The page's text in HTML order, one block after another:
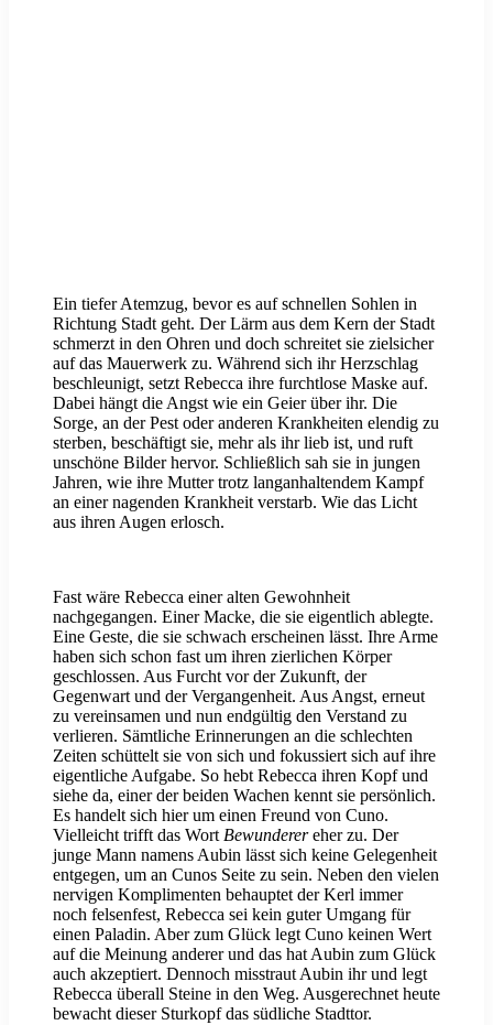
Ein tiefer Atemzug, bevor es auf schnellen Sohlen in
Richtung Stadt geht. Der Lärm aus dem Kern der Stadt
schmerzt in den Ohren und doch schreitet sie zielsicher
auf das Mauerwerk zu. Während sich ihr Herzschlag
beschleunigt, setzt Rebecca ihre furchtlose Maske auf.
Dabei hängt die Angst wie ein Geier über ihr. Die
Sorge, an der Pest oder anderen Krankheiten elendig zu
sterben, beschäftigt sie, mehr als ihr lieb ist, und ruft
unschöne Bilder hervor. Schließlich sah sie in jungen
Jahren, wie ihre Mutter trotz langanhaltendem Kampf
an einer nagenden Krankheit verstarb. Wie das Licht
aus ihren Augen erlosch.
Fast wäre Rebecca einer alten Gewohnheit
nachgegangen. Einer Macke, die sie eigentlich ablegte.
Eine Geste, die sie schwach erscheinen lässt. Ihre Arme
haben sich schon fast um ihren zierlichen Körper
geschlossen. Aus Furcht vor der Zukunft, der
Gegenwart und der Vergangenheit. Aus Angst, erneut
zu vereinsamen und nun endgültig den Verstand zu
verlieren. Sämtliche Erinnerungen an die schlechten
Zeiten schüttelt sie von sich und fokussiert sich auf ihre
eigentliche Aufgabe. So hebt Rebecca ihren Kopf und
siehe da, einer der beiden Wachen kennt sie persönlich.
Es handelt sich hier um einen Freund von Cuno.
Vielleicht trifft das Wort Bewunderereher zu. Der
junge Mann namens Aubin lässt sich keine Gelegenheit
entgegen, um an Cunos Seite zu sein. Neben den vielen
nervigen Komplimenten behauptet der Kerl immer
noch felsenfest, Rebecca sei kein guter Umgang für
einen Paladin. Aber zum Glück legt Cuno keinen Wert
auf die Meinung anderer und das hat Aubin zum Glück
auch akzeptiert. Dennoch misstraut Aubin ihr und legt
Rebecca überall Steine in den Weg. Ausgerechnet heute
bewacht dieser Sturkopf das südliche Stadttor.